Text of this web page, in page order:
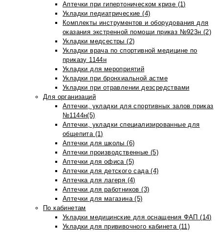
Аптечки при гипертоническом кризе (1)
Укладки педиатрические (4)
Комплекты инструментов и оборудования для
оказания экстренной помощи приказ №923н (2)
Укладки медсестры (2)
Укладки врача по спортивной медицине по
приказу 1144н
Укладки для мероприятий
Укладки при бронхиальной астме
Укладки при отравлении дезсредствами
Для организаций
Аптечки, укладки для спортивных залов приказ
№1144н(5)
Аптечки, укладки специализированные для
общепита (1)
Аптечки для школы (6)
Аптечки производственные (5)
Аптечки для офиса (5)
Аптечки для детского сада (4)
Аптечка для лагеря (4)
Аптечки для работников (3)
Аптечки для магазина (5)
По кабинетам
Укладки медицинские для оснащения ФАП (14)
Укладки для прививочного кабинета (11)